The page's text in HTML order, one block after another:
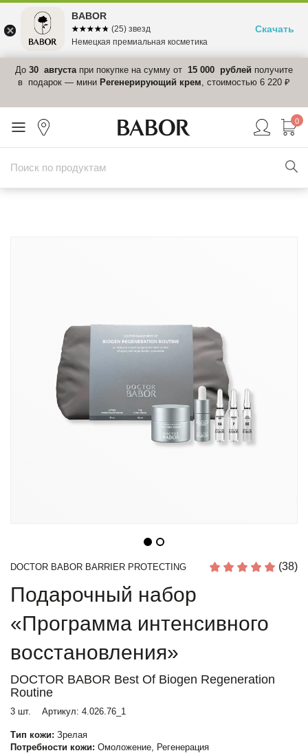
До 30 августапри покупке на сумму от 15 000 рублей получите
в подарок — мини Регенерирующий крем, стоимостью 6 220 ₽
0
DOCTOR BABOR BARRIER PROTECTING (38)
Подарочный набор
«Программа интенсивного
восстановления»
DOCTOR BABOR Best Of Biogen Regeneration
Routine
3 шт. Артикул: 4.026.76_1
Тип кожи: Зрелая
Потребности кожи: Омоложение, Регенерация
BABOR
☆☆☆☆☆
★★★★★ (25) звезд
Немецкая премиальная косметика
Скачать